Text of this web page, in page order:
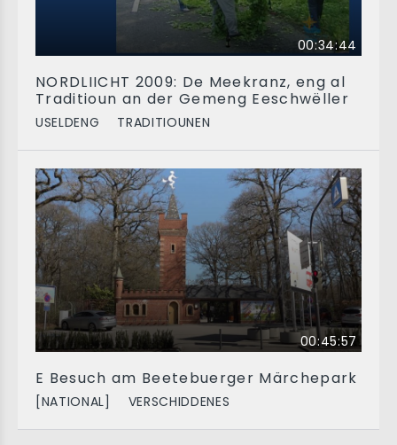
00:34:44
NORDLIICHT 2009: De Meekranz, eng al
Traditioun an der Gemeng Eeschwëller
USELDENG TRADITIOUNEN
00:45:57
E Besuch am Beetebuerger Märchepark
[NATIONAL] VERSCHIDDENES